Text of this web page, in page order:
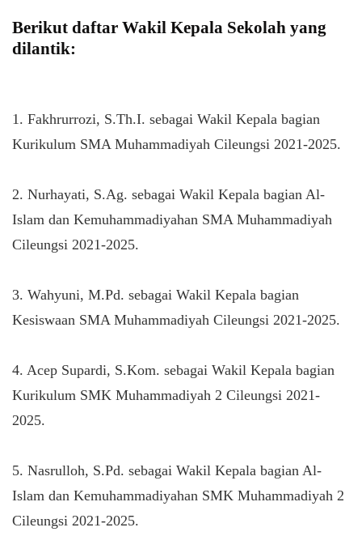
Berikut daftar Wakil Kepala Sekolah yang
dilantik:
1. Fakhrurrozi, S.Th.I. sebagai Wakil Kepala bagian
Kurikulum SMA Muhammadiyah Cileungsi 2021-2025.
2. Nurhayati, S.Ag. sebagai Wakil Kepala bagian Al-
Islam dan Kemuhammadiyahan SMA Muhammadiyah
Cileungsi 2021-2025.
3. Wahyuni, M.Pd. sebagai Wakil Kepala bagian
Kesiswaan SMA Muhammadiyah Cileungsi 2021-2025.
4. Acep Supardi, S.Kom. sebagai Wakil Kepala bagian
Kurikulum SMK Muhammadiyah 2 Cileungsi 2021-
2025.
5. Nasrulloh, S.Pd. sebagai Wakil Kepala bagian Al-
Islam dan Kemuhammadiyahan SMK Muhammadiyah 2
Cileungsi 2021-2025.